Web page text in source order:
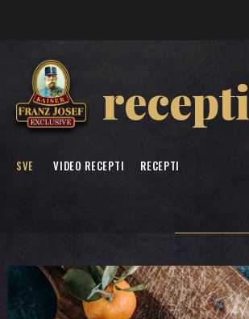
recepti
SVE VIDEO RECEPTI RECEPTI